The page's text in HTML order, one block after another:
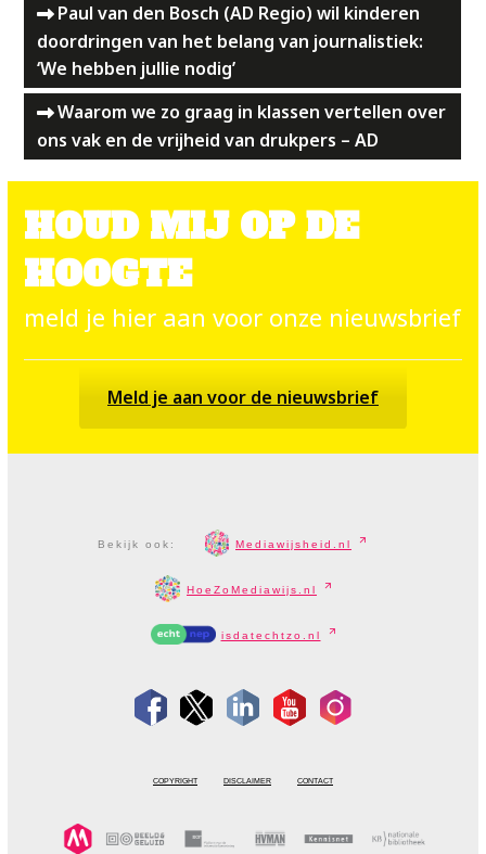
Paul van den Bosch (AD Regio) wil kinderen
doordringen van het belang van journalistiek:
‘We hebben jullie nodig’
Waarom we zo graag in klassen vertellen over
ons vak en de vrijheid van drukpers – AD
HOUD MIJ OP DE
HOOGTE
meld je hier aan voor onze nieuwsbrief
Meld je aan voor de nieuwsbrief
Bekijk ook: Mediawijsheid.nl
HoeZoMediawijs.nl
isdatechtzo.nl
COPYRIGHT DISCLAIMER CONTACT